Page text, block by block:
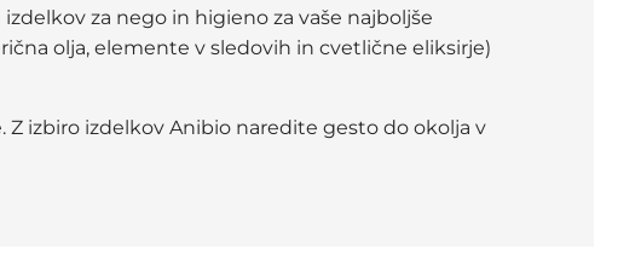
za nego in higieno za vaše najboljše
olja, elemente v sledovih in cvetlične eliksirje)
izbiro izdelkov Anibio naredite gesto do okolja v